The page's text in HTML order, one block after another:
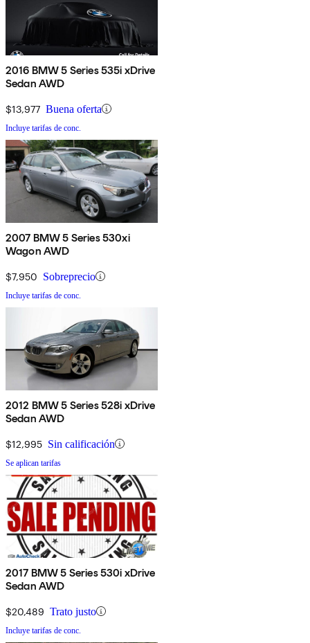
2016 BMW 5 Series 535i xDrive
Sedan AWD
$13,977 Buena oferta
Incluye tarifas de conc.
2007 BMW 5 Series 530xi
Wagon AWD
$7,950 Sobreprecio
Incluye tarifas de conc.
2012 BMW 5 Series 528i xDrive
Sedan AWD
$12,995 Sin calificación
Se aplican tarifas
2017 BMW 5 Series 530i xDrive
Sedan AWD
$20,489 Trato justo
Incluye tarifas de conc.